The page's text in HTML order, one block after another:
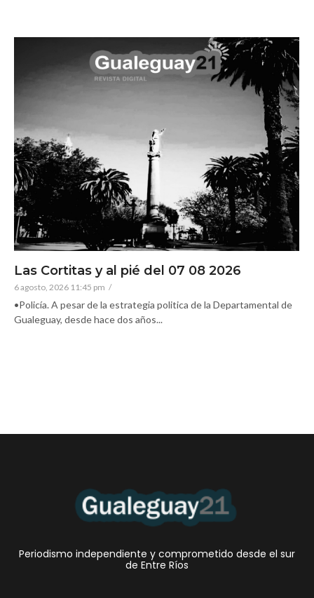
Las Cortitas y al pié del 07 08 2026
6 agosto, 2026 11:45 pm /
•Policía. A pesar de la estrategia politica de la Departamental de
Gualeguay, desde hace dos años...
Periodismo independiente y comprometido desde el sur
de Entre Ríos